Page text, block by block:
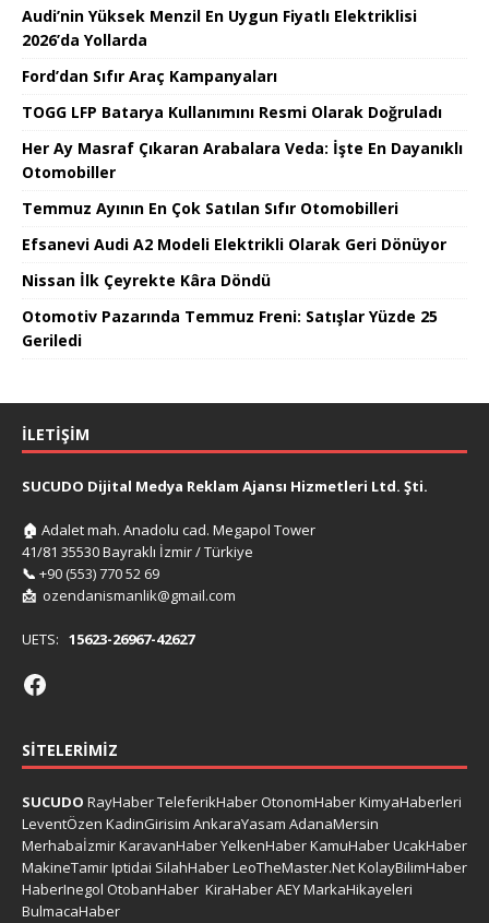
Audi’nin Yüksek Menzil En Uygun Fiyatlı Elektriklisi
2026’da Yollarda
Ford’dan Sıfır Araç Kampanyaları
TOGG LFP Batarya Kullanımını Resmi Olarak Doğruladı
Her Ay Masraf Çıkaran Arabalara Veda: İşte En Dayanıklı
Otomobiller
Temmuz Ayının En Çok Satılan Sıfır Otomobilleri
Efsanevi Audi A2 Modeli Elektrikli Olarak Geri Dönüyor
Nissan İlk Çeyrekte Kâra Döndü
Otomotiv Pazarında Temmuz Freni: Satışlar Yüzde 25
Geriledi
İLETIŞIM
SUCUDO Dijital Medya Reklam Ajansı Hizmetleri Ltd. Şti.
🏠 Adalet mah. Anadolu cad. Megapol Tower
41/81 35530 Bayraklı İzmir / Türkiye
📞 +90 (553) 770 52 69
📩 ozendanismanlik@gmail.com
UETS: 15623-26967-42627
SITELERIMIZ
SUCUDO RayHaberTeleferikHaber OtonomHaberKimyaHaberleri
LeventÖzen KadinGirisim AnkaraYasam AdanaMersin
MerhabaİzmirKaravanHaberYelkenHaberKamuHaberUcakHaber
MakineTamirIptidai SilahHaberLeoTheMaster.NetKolayBilimHaber
HaberInegol OtobanHaber KiraHaberAEYMarkaHikayeleri
BulmacaHaber